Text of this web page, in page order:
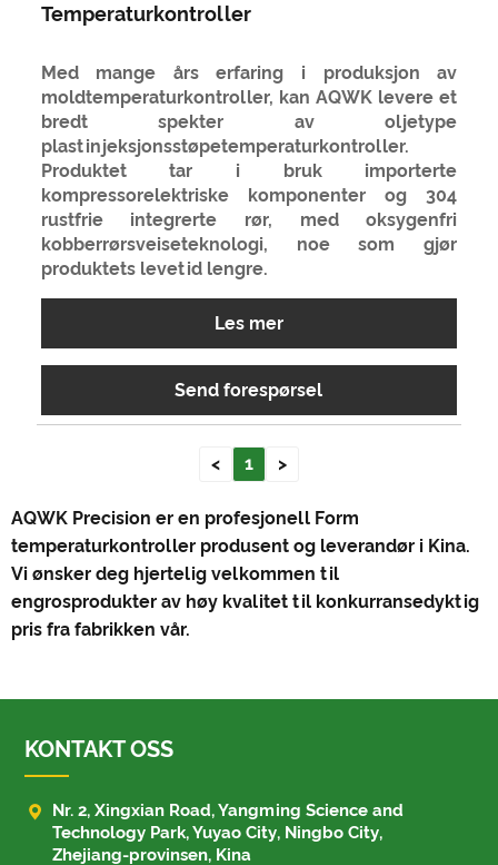
Temperaturkontroller
Med mange års erfaring i produksjon av
moldtemperaturkontroller, kan AQWK levere et
bredt spekter av oljetype
plastinjeksjonsstøpetemperaturkontroller.
Produktet tar i bruk importerte
kompressorelektriske komponenter og 304
rustfrie integrerte rør, med oksygenfri
kobberrørsveiseteknologi, noe som gjør
produktets levetid lengre.
Les mer
Send forespørsel
< 1 >
AQWK Precision er en profesjonell Form
temperaturkontroller produsent og leverandør i Kina.
Vi ønsker deg hjertelig velkommen til
engrosprodukter av høy kvalitet til konkurransedyktig
pris fra fabrikken vår.
KONTAKT OSS

Nr. 2, Xingxian Road, Yangming Science and
Technology Park, Yuyao City, Ningbo City,
Zhejiang-provinsen, Kina